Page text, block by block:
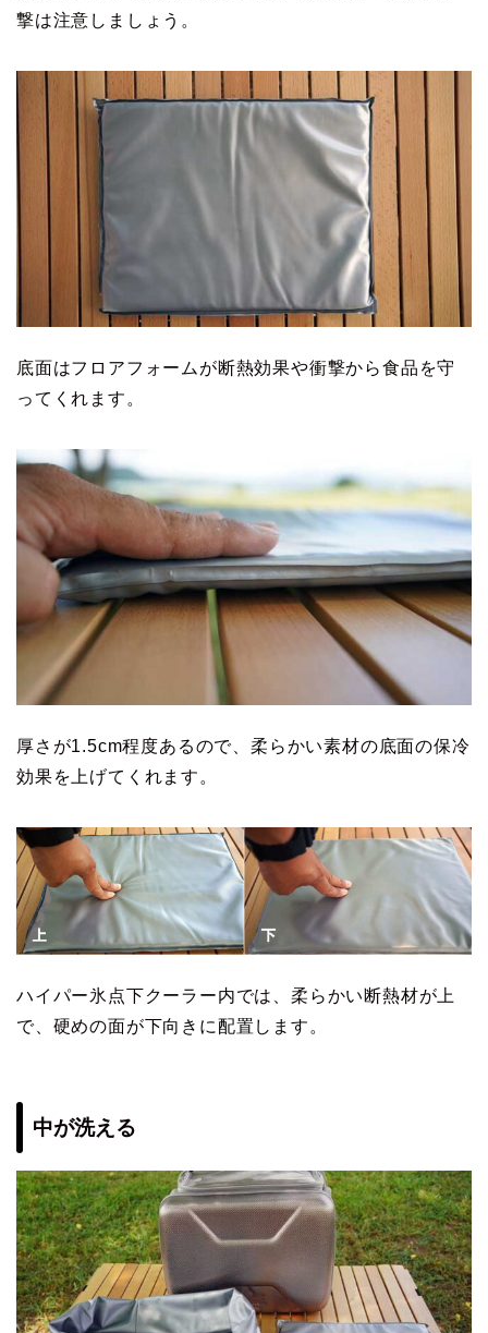
撃は注意しましょう。
底面はフロアフォームが断熱効果や衝撃から食品を守
ってくれます。
厚さが1.5cm程度あるので、柔らかい素材の底面の保冷
効果を上げてくれます。
ハイパー氷点下クーラー内では、柔らかい断熱材が上
で、硬めの面が下向きに配置します。
中が洗える